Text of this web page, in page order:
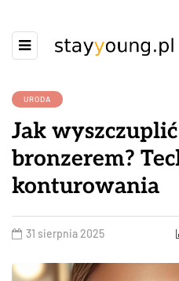
URODA
Jak
bronzerem?
konturowania
31 sierpnia 2025